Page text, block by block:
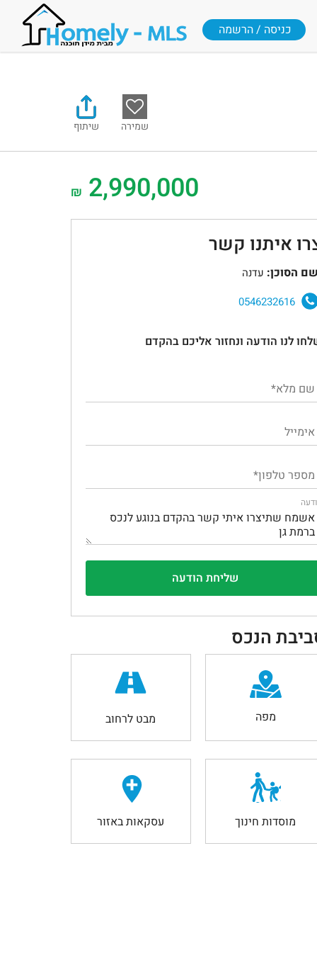
כניסה / הרשמה
שמירה שיתוף
2,990,000
₪
איתנו קשר
הסוכן: עדנה
0546232616
לנו הודעה ונחזור אליכם בהקדם
הנכס
מפה מבט לרחוב
מוסדות חינוך עסקאות באזור